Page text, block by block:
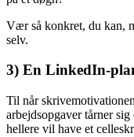
Vær så konkret, du kan,
selv.
3) En LinkedIn-
Til når
arbejdsopgaver tårner
hellere vil have et